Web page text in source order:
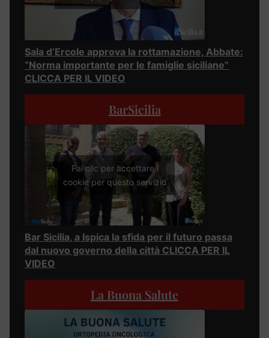
Sala d’Ercole approva la rottamazione, Abbate:
“Norma importante per le famiglie siciliane”
CLICCA PER IL VIDEO
BarSicilia
Fai clic per accettare i
cookie per questo servizio
Bar Sicilia, a Ispica la sfida per il futuro passa
dal nuovo governo della città CLICCA PER IL
VIDEO
La Buona Salute